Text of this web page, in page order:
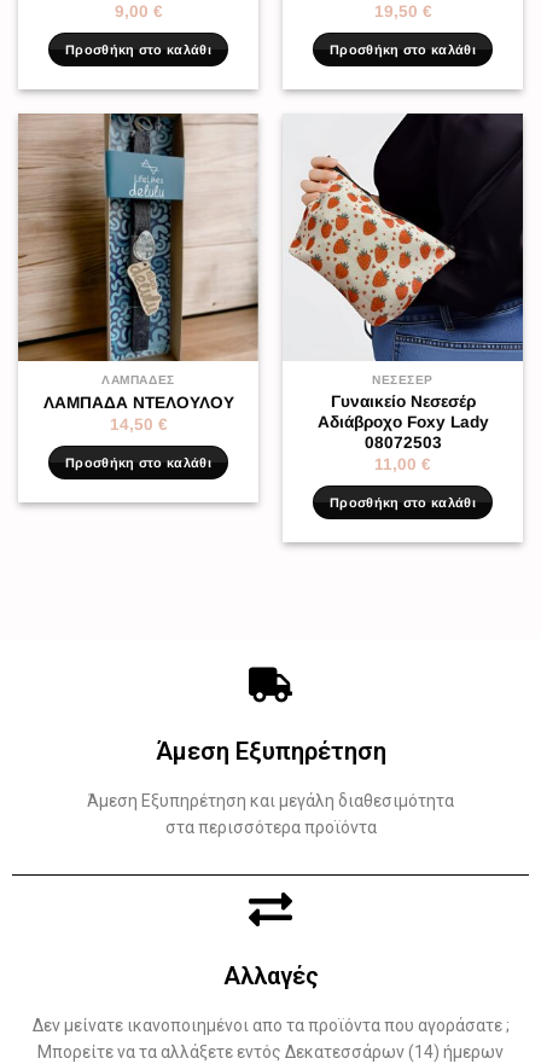
9,00 €
Προσθήκη στο καλάθι
19,50 €
Προσθήκη στο καλάθι
ΛΑΜΠΆΔΕΣ
ΛΑΜΠΑΔΑ ΝΤΕΛΟΥΛΟΥ
14,50 €
Προσθήκη στο καλάθι
ΝΕΣΕΣΈΡ
Γυναικείο Νεσεσέρ
Αδιάβροχο Foxy Lady
08072503
11,00 €
Προσθήκη στο καλάθι
Άμεση Εξυπηρέτηση
Άμεση Εξυπηρέτηση και μεγάλη διαθεσιμότητα
στα περισσότερα προϊόντα
Αλλαγές
Δεν μείνατε ικανοποιημένοι απο τα προϊόντα που αγοράσατε ;
Μπορείτε να τα αλλάξετε εντός Δεκατεσσάρων (14) ήμερων